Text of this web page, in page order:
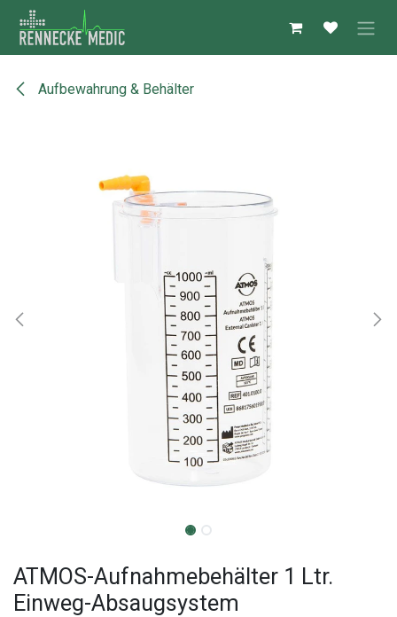
Zum Inhalt springen
Aufbewahrung & Behälter
ATMOS-Aufnahmebehälter 1 Ltr.
Einweg-Absaugsystem